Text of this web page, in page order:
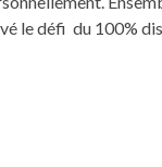
le défi du 100%